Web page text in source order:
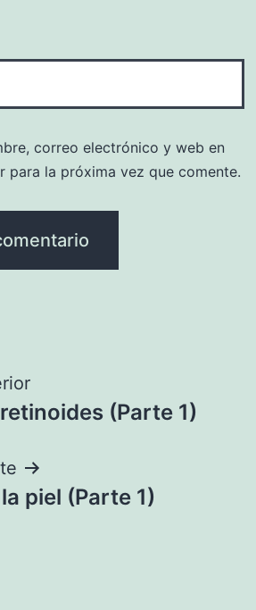
correo electrónico y web en
para la próxima vez que comente.
(Parte 1)
piel (Parte 1)